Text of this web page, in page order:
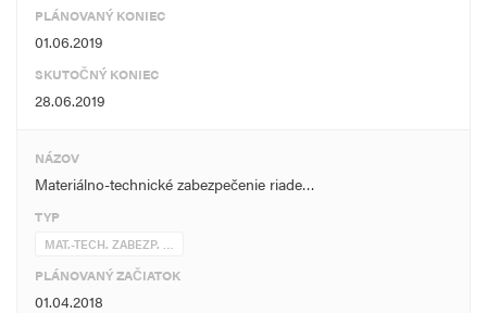
PLÁNOVANÝ KONIEC
01.06.2019
SKUTOČNÝ KONIEC
28.06.2019
NÁZOV
Materiálno-technické zabezpečenie riade…
TYP
MAT.-TECH. ZABEZP. …
PLÁNOVANÝ ZAČIATOK
01.04.2018